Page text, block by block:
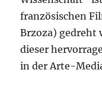
französischen
Brzoza) gedreht
dieser
in der Arte-